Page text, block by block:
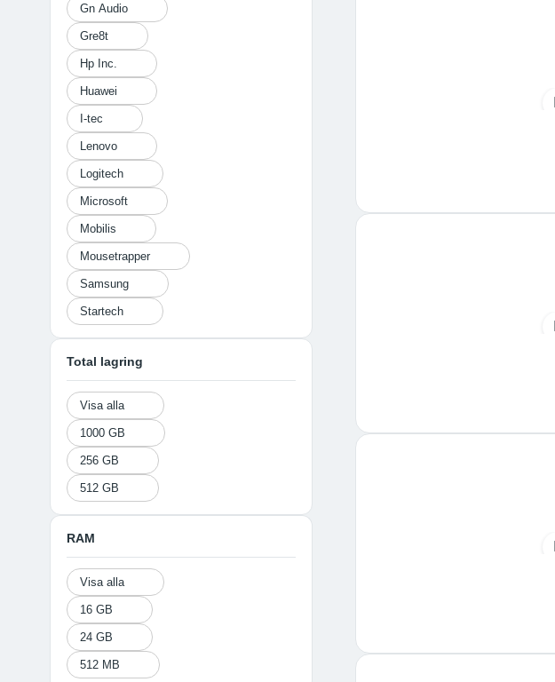
Gn Audio
Gre8t
Hp Inc.
Huawei
I-tec
Lenovo
Logitech
Microsoft
Mobilis
Mousetrapper
Samsung
Startech
Total lagring
Visa alla
1000 GB
256 GB
512 GB
RAM
Visa alla
16 GB
24 GB
512 MB